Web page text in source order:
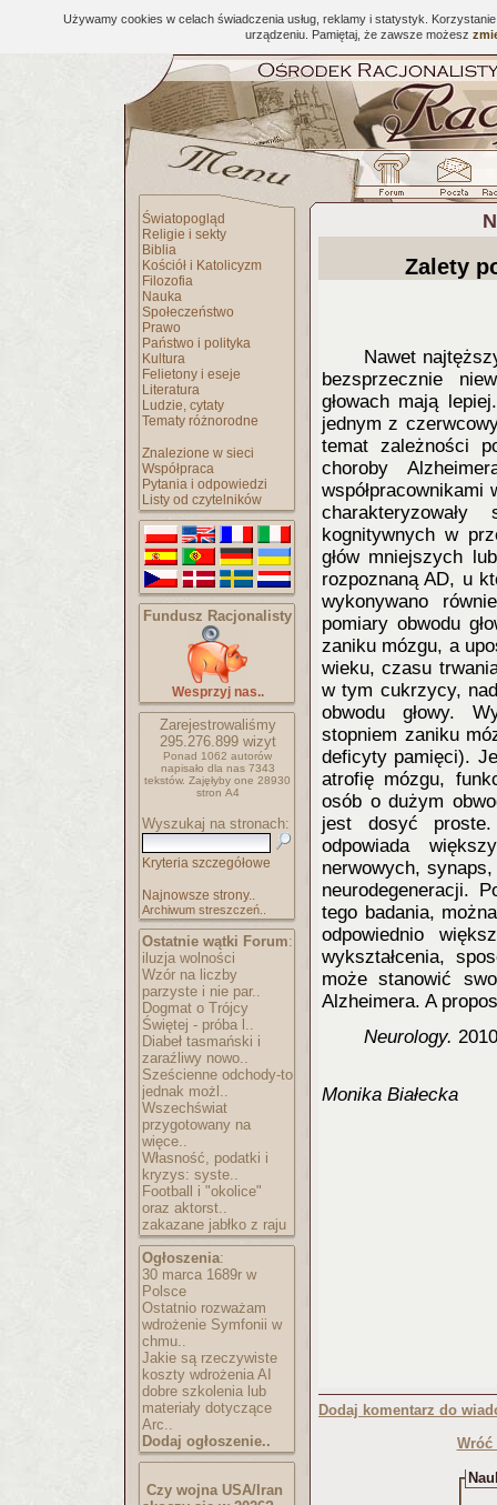
Używamy cookies w celach świadczenia usług, reklamy i statystyk.
urządzeniu. Pamiętaj, że zawsze możesz
Światopogląd
Religie i sekty
Biblia
Kościół i Katolicyzm
Filozofia
Nauka
Społeczeństwo
Prawo
Państwo i polityka
Kultura
Felietony i eseje
Literatura
Ludzie, cytaty
Tematy różnorodne
Znalezione w sieci
Współpraca
Pytania i odpowiedzi
Listy od czytelników
Fundusz Racjonalisty
Wesprzyj nas..
Zarejestrowaliśmy
295.276.899wizyt
Ponad 1062 autorów
napisało dla nas 7343
tekstów. Zajęłyby one 28930
stron A4
Wyszukaj na stronach:
Kryteria szczegółowe
Najnowsze strony..
Archiwum streszczeń..
Ostatnie wątki Forum:
iluzja wolności
Wzór na liczby
parzyste i nie par..
Dogmat o Trójcy
Świętej - próba l..
Diabeł tasmański i
zaraźliwy nowo..
Sześcienne odchody-to
jednak możl..
Wszechświat
przygotowany na
więce..
Własność, podatki i
kryzys: syste..
Football i "okolice"
oraz aktorst..
zakazane jabłko z raju
Ogłoszenia:
30 marca 1689r w
Polsce
Ostatnio rozważam
wdrożenie Symfonii w
chmu..
Jakie są rzeczywiste
koszty wdrożenia AI
dobre szkolenia lub
materiały dotyczące
Arc..
Dodaj ogłoszenie..
Czy wojna USA/Iran
Zalety
Nawet
bezsprzecznie
głowach mają
jednym z
temat zależności
choroby
współpracownikami
kognitywnych w
głów mniejszych
rozpoznaną AD, u
wykonywano
pomiary obwodu
zaniku mózgu, a
wieku, czasu
w tym cukrzycy,
obwodu głowy.
stopniem zaniku
deficyty pamięci).
atrofię mózgu,
osób o dużym
jest dosyć
odpowiada
nerwowych,
neurodegeneracji.
tego badania,
odpowiednio
wykształcenia,
może stanowić
Alzheimera. A
Neurology.
Monika Białecka
Dodaj komentarz do
Wróć